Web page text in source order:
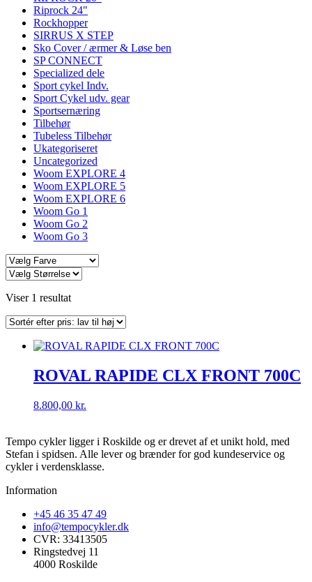
Riprock 24"
Rockhopper
SIRRUS X STEP
Sko Cover / ærmer & Løse ben
SP CONNECT
Specialized dele
Sport cykel Indv.
Sport Cykel udv. gear
Sportsernæring
Tilbehør
Tubeless Tilbehør
Ukategoriseret
Uncategorized
Woom EXPLORE 4
Woom EXPLORE 5
Woom EXPLORE 6
Woom Go 1
Woom Go 2
Woom Go 3
Viser 1 resultat
ROVAL RAPIDE CLX FRONT 700C
8.800,00 kr.
Tempo cykler ligger i Roskilde og er drevet af et unikt hold, med
Stefan i spidsen. Alle lever og brænder for god kundeservice og
cykler i verdensklasse.
Information
+45 46 35 47 49
info@tempocykler.dk
CVR: 33413505
Ringstedvej 11
4000 Roskilde